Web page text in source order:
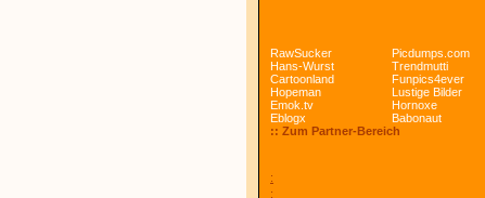
RawSucker
Picdumps.com
Hans-Wurst
Trendmutti
Cartoonland
Funpics4ever
Hopeman
Lustige Bilder
Emok.tv
Hornoxe
Eblogx
Babonaut
:: Zum Partner-Bereich
:
: